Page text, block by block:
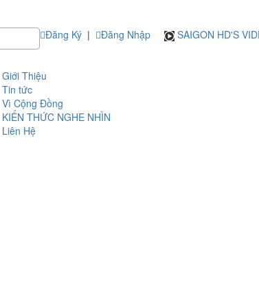
Đăng Ký | Đăng Nhập SAIGON HD'S
Giới Thiệu
Tin tức
Vì Cộng Đồng
KIẾN THỨC NGHE NHÌN
Liên Hệ